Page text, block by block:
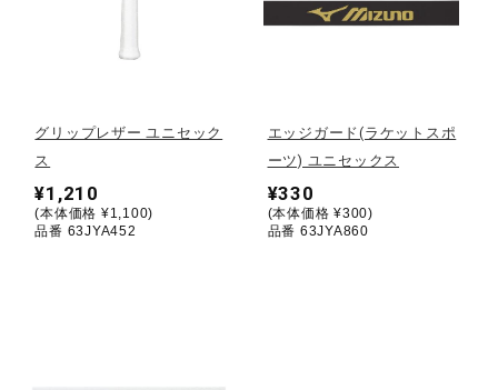
ワーキング
グリップレザー ユニセック
ス
¥1,210
(本体価格 ¥1,100)
品番 63JYA452
エッジガード(ラケットスポ
ーツ) ユニセックス
¥330
(本体価格 ¥300)
品番 63JYA860